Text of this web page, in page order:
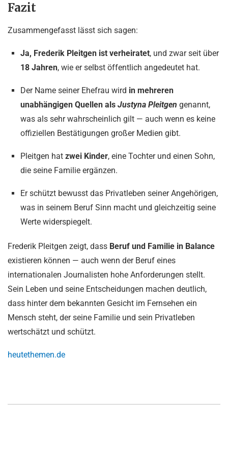
Fazit
Zusammengefasst lässt sich sagen:
Ja, Frederik Pleitgen ist verheiratet, und zwar seit über
18 Jahren, wie er selbst öffentlich angedeutet hat.
Der Name seiner Ehefrau wird in mehreren
unabhängigen Quellen als Justyna Pleitgen genannt,
was als sehr wahrscheinlich gilt — auch wenn es keine
offiziellen Bestätigungen großer Medien gibt.
Pleitgen hat zwei Kinder, eine Tochter und einen Sohn,
die seine Familie ergänzen.
Er schützt bewusst das Privatleben seiner Angehörigen,
was in seinem Beruf Sinn macht und gleichzeitig seine
Werte widerspiegelt.
Frederik Pleitgen zeigt, dass Beruf und Familie in Balance
existieren können — auch wenn der Beruf eines
internationalen Journalisten hohe Anforderungen stellt.
Sein Leben und seine Entscheidungen machen deutlich,
dass hinter dem bekannten Gesicht im Fernsehen ein
Mensch steht, der seine Familie und sein Privatleben
wertschätzt und schützt.
heutethemen.de